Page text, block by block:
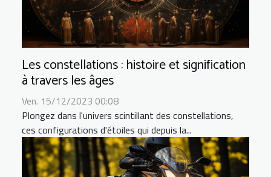
Les constellations : histoire et signification
à travers les âges
Ven. 15/12/2023 00:08
Plongez dans l'univers scintillant des constellations,
ces configurations d'étoiles qui depuis la...